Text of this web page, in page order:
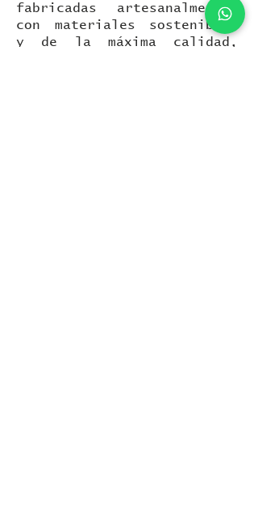
fabricadas artesanalmente,
con materiales sostenibles
y de la máxima calidad,